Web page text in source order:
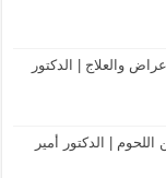
والعلاج | الدكتور
| الدكتور أمير